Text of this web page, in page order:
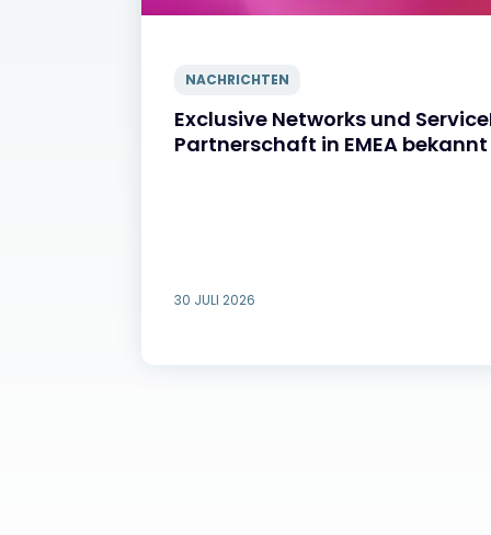
NACHRICHTEN
Exclusive Networks und
Partnerschaft in EMEA bekannt
30 JULI 2026